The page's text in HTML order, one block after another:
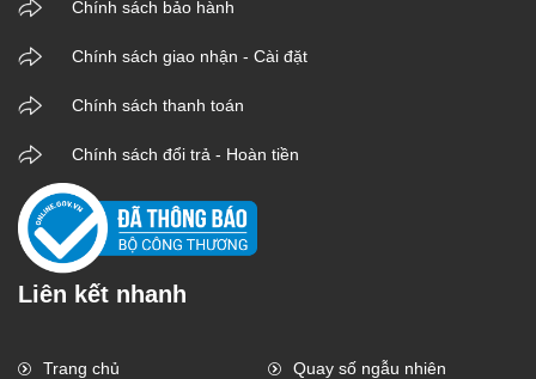
Chính sách bảo hành
Chính sách giao nhận - Cài đặt
Chính sách thanh toán
Chính sách đổi trả - Hoàn tiền
Liên kết nhanh
Trang chủ Quay số ngẫu nhiên